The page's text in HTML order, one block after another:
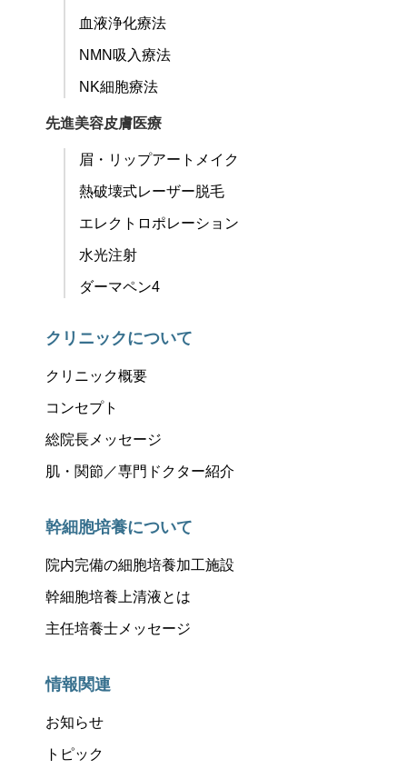
血液浄化療法
NMN吸入療法
NK細胞療法
先進美容皮膚医療
眉・リップアートメイク
熱破壊式レーザー脱毛
エレクトロポレーション
水光注射
ダーマペン4
クリニックについて
クリニック概要
コンセプト
総院長メッセージ
肌・関節／専門ドクター紹介
幹細胞培養について
院内完備の細胞培養加工施設
幹細胞培養上清液とは
主任培養士メッセージ
情報関連
お知らせ
トピック